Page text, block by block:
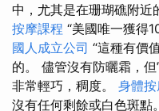
中，尤其是在珊瑚礁附近
按摩課程 “美國唯一獲得
國人成立公司 “這種有價
的。 儘管沒有防曬霜，
非常輕巧，稠度。 身體
沒有任何剩餘或白色斑點